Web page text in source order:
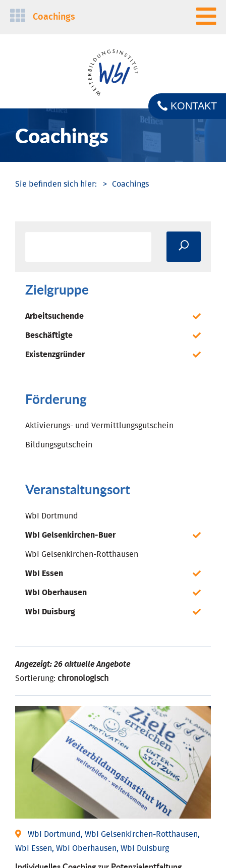
Navigation
Coachings
Coachings
KONTAKT
Coachings
Zielgruppe
Arbeitsuchende
Beschäftigte
Existenzgründer
Förderung
Aktivierungs- und Vermittlungsgutschein
Bildungsgutschein
Veranstaltungsort
WbI Dortmund
WbI Gelsenkirchen-Buer
WbI Gelsenkirchen-Rotthausen
WbI Essen
WbI Oberhausen
WbI Duisburg
Angezeigt: 26 aktuelle Angebote
Sortierung: chronologisch
WbI Dortmund, WbI Gelsenkirchen-Rotthausen,
WbI Essen, WbI Oberhausen, WbI Duisburg